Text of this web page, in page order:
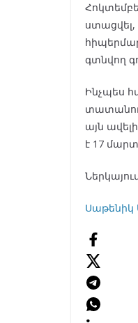
ստացվել,
գտնվող
Ինչպես
այն
է 17
Սաթենիկ